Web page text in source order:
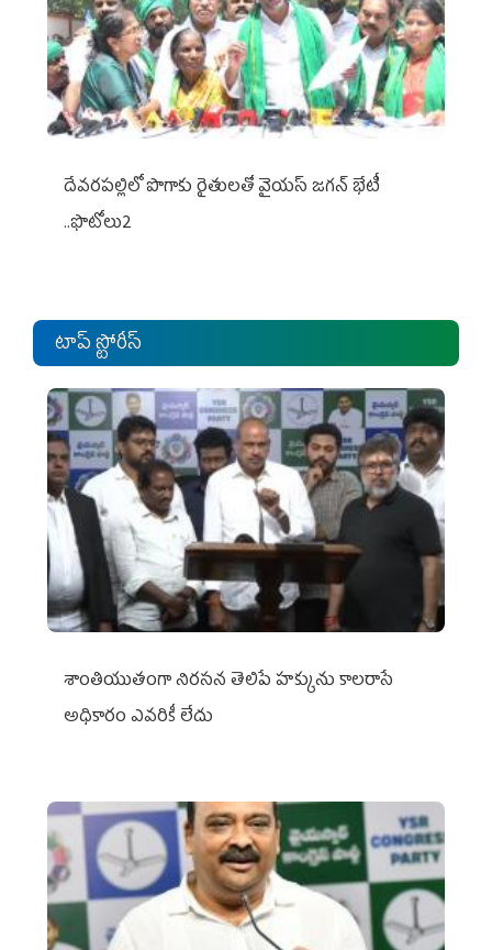
దేవరపల్లిలో పొగాకు రైతులతో వైయస్ జగన్ భేటీ
..ఫొటోలు2
టాప్ స్టోరీస్
శాంతియుతంగా నిరసన తెలిపే హక్కును కాలరాసే
అధికారం ఎవరికీ లేదు